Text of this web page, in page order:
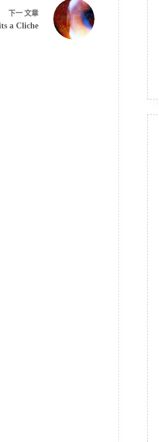
下一文章
a Cliche